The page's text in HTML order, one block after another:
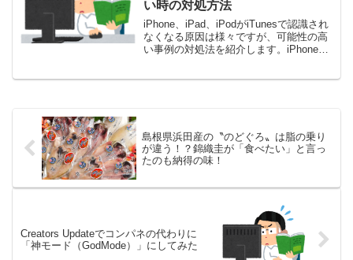
い時の対処方法
iPhone、iPad、iPodがiTunesで認識され
なくなる原因は様々ですが、可能性の高
い事例の対処法を紹介します。iPhone、
島根県浜田産の〝のどぐろ〟は脂の乗り
が違う！？錦織圭が「食べたい」と言っ
たのも納得の味！
Creators Updateでコンパネの代わりに
「神モード（GodMode）」にしてみた